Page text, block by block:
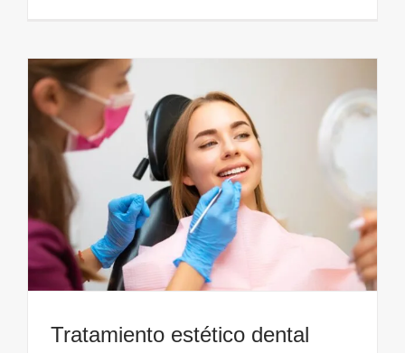
Tratamiento estético dental